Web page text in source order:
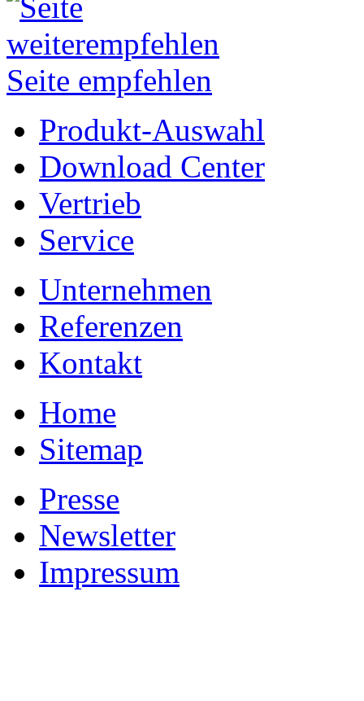
Seite empfehlen
Produkt-Auswahl
Download Center
Vertrieb
Service
Unternehmen
Referenzen
Kontakt
Home
Sitemap
Presse
Newsletter
Impressum